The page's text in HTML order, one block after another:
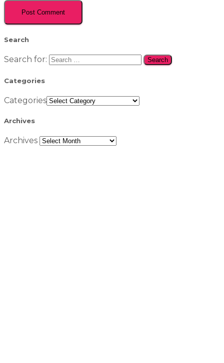
Search
Search for:
Categories
Categories
Archives
Archives